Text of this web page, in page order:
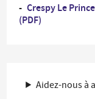
Crespy Le
(PDF)
Aidez-nous à